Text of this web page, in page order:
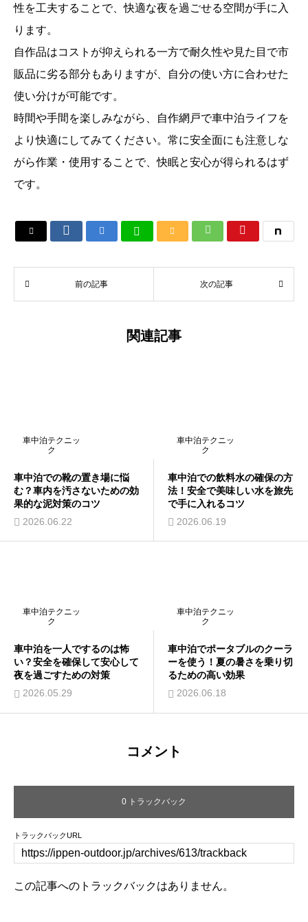
性を工夫することで、快適な夜を過ごせる空間が手に入
ります。
自作品はコストが抑えられる一方で耐久性や見た目で市
販品に劣る部分もありますが、自分の使い方に合わせた
使い分けが可能です。
時間や手間を楽しみながら、自作網戸で車中泊ライフを
より快適にしてみてください。常に安全面にも注意しな
がら作業・使用することで、快眠と安心が得られるはず
です。
     
前の記事 次の記事
関連記事
車中泊テクニッ
ク
車中泊での靴の置き場に悩
む？車内を汚さないための効
果的な泥対策のコツ
2026.06.22
車中泊テクニッ
ク
車中泊での飲料水の確保の方
法！安全で美味しい水を旅先
で手に入れるコツ
2026.06.19
車中泊テクニッ
ク
車中泊を一人でするのは怖
い？安全を確保して安心して
夜を過ごすための対策
2026.05.29
車中泊テクニッ
ク
車中泊でポータブルのクーラ
ーを使う！夏の暑さを乗り切
るための高い効果
2026.06.18
コメント
0 トラックバック
トラックバックURL
この記事へのトラックバックはありません。